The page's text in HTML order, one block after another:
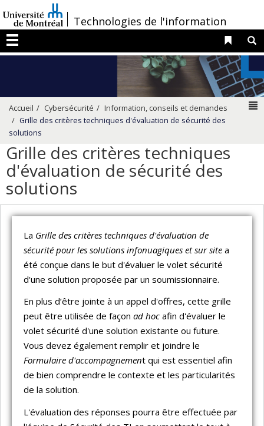
au
contenu
/
Technologies de l'information
Menu
Liens
Accueil Cybersécurité
Information, conseils et demandes
Grille des critères techniques d'évaluation de sécurité des
solutions
Grille des critères techniques
d'évaluation de sécurité des
solutions
La Grille des critères techniques d'évaluation de
sécurité pour les solutions infonuagiques et sur site a
été conçue dans le but d'évaluer le volet sécurité
d'une solution proposée par un soumissionnaire.
En plus d’être jointe à un appel d'offres, cette grille
peut être utilisée de façon ad hoc afin d'évaluer le
volet sécurité d'une solution existante ou future.
Vous devez également remplir et joindre le
Formulaire d'accompagnement qui est essentiel afin
de bien comprendre le contexte et les particularités
de la solution.
L'évaluation des réponses pourra être effectuée par